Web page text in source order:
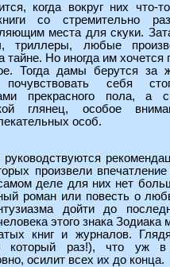
когда вокруг них что-то
со стремительно
места для скуки.
триллеры, любые
тайне. Но иногда им хочется
Тогда дамы берутся за
себя
прекрасного пола, а
глянец, особое
особ.
произвели
деле для них нет
роман или повесть о
дойти до
этого знака Зодиака
книг и журналов.
который раз!), что уж в
осилит всех их до конца.